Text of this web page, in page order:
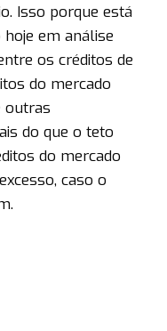
Isso porque está
em análise
os créditos de
do mercado
outras
do que o teto
do mercado
caso o